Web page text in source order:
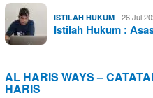
ISTILAH HUKUM 26 Jul
Istilah Hukum :
AL HARIS WAYS –
HARIS